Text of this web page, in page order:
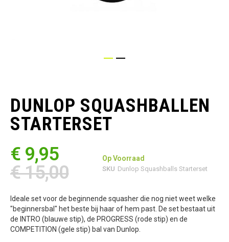
begin
van
de
afbeeldingen-
DUNLOP SQUASHBALLEN
STARTERSET
€ 9,95
€ 15,00
Op Voorraad
SKU Dunlop Squashballs Starterset
Ideale set voor de beginnende squasher die nog niet weet welke
"beginnersbal" het beste bij haar of hem past. De set bestaat uit
de INTRO (blauwe stip), de PROGRESS (rode stip) en de
COMPETITION (gele stip) bal van Dunlop.